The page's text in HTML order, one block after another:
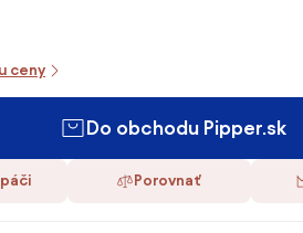
ceny
Do obchodu Pipper.sk
páči Porovnať